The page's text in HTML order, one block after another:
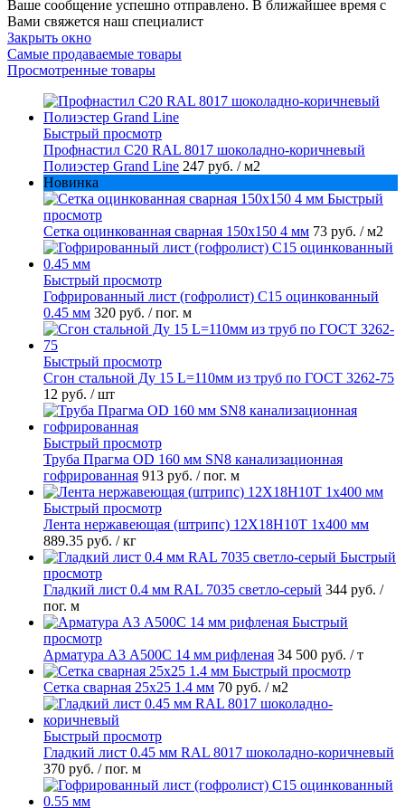
Ваше сообщение успешно отправлено. В ближайшее время с
Вами свяжется наш специалист
Закрыть окно
Самые продаваемые товары
Просмотренные товары
Быстрый просмотр
Профнастил С20 RAL 8017 шоколадно-коричневый
Полиэстер Grand Line 247 руб. / м2
Новинка
Быстрый
просмотр
Сетка оцинкованная сварная 150х150 4 мм 73 руб. / м2
Быстрый просмотр
Гофрированный лист (гофролист) С15 оцинкованный
0.45 мм 320 руб. / пог. м
Быстрый просмотр
Сгон стальной Ду 15 L=110мм из труб по ГОСТ 3262-75
12 руб. / шт
Быстрый просмотр
Труба Прагма OD 160 мм SN8 канализационная
гофрированная 913 руб. / пог. м
Быстрый просмотр
Лента нержавеющая (штрипс) 12Х18Н10Т 1х400 мм
889.35 руб. / кг
Быстрый
просмотр
Гладкий лист 0.4 мм RAL 7035 светло-серый 344 руб. /
пог. м
Быстрый
просмотр
Арматура А3 А500С 14 мм рифленая 34 500 руб. / т
Быстрый просмотр
Сетка сварная 25х25 1.4 мм 70 руб. / м2
Быстрый просмотр
Гладкий лист 0.45 мм RAL 8017 шоколадно-коричневый
370 руб. / пог. м